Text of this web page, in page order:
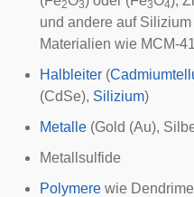
2 3 3 4
und andere auf
Materialien wie MCM-41
Halbleiter (
(CdSe), Silizium)
Metalle (Gold (Au),
Metallsulfide
Polymere wie